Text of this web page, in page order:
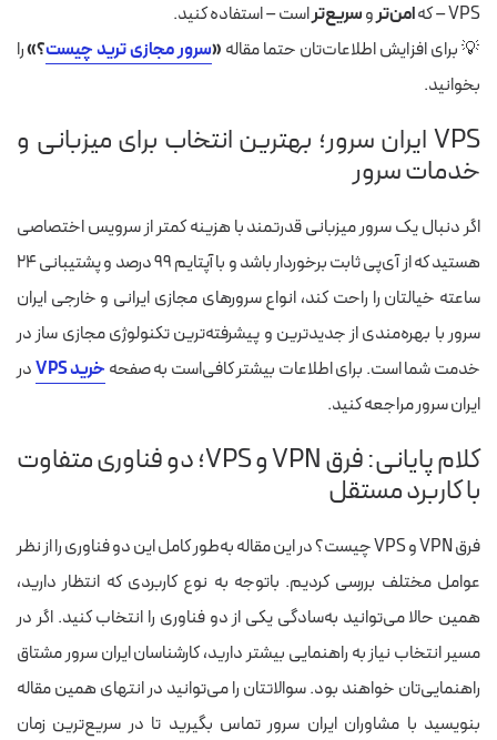
VPS – که
امن‌تروسریع‌تراست – استفاده کنید.
💡 برای افزایش اطلاعات‌تان حتما مقاله «سرور مجازی ترید چیست؟»را
بخوانید.
VPS ایران سرور؛ بهترین انتخاب برای میزبانی و
خدمات سرور
اگر دنبال یک سرور میزبانی قدرتمند با هزینه کمتر از سرویس اختصاصی
هستید که از آی‌پی ثابت برخوردار باشد و با آپتایم ۹۹ درصد و پشتیبانی ۲۴
ساعته خیالتان را راحت کند، انواع سرورهای مجازی ایرانی و خارجی ایران
سرور با بهره‌مندی از جدیدترین و پیشرفته‌ترین تکنولوژی مجازی ساز در
خدمت شما است. برای اطلاعات بیشتر کافی‌است به صفحه خرید VPS
در
ایران سرور مراجعه کنید.
کلام پایانی: فرق VPN و VPS؛ دو فناوری متفاوت
با کاربرد مستقل
فرق VPN و VPS چیست؟ در این مقاله به‌طور کامل این دو فناوری را از نظر
عوامل مختلف بررسی کردیم. باتوجه به نوع کاربردی که انتظار دارید،‌
همین حالا می‌توانید به‌سادگی یکی از دو فناوری را انتخاب کنید. اگر در
مسیر انتخاب نیاز به راهنمایی بیشتر دارید،‌ کارشناسان ایران سرور مشتاق
راهنمایی‌تان خواهند بود. سوالاتتان را می‌توانید در انتهای همین مقاله
بنویسید با مشاوران ایران سرور تماس بگیرید تا در سریع‌ترین زمان